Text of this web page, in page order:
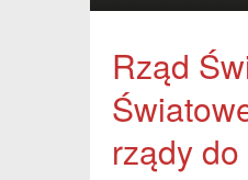
Rząd
rządy